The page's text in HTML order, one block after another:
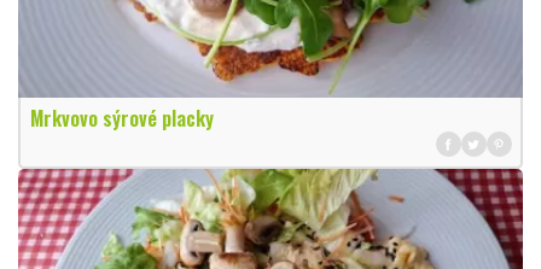
Mrkvovo sýrové placky